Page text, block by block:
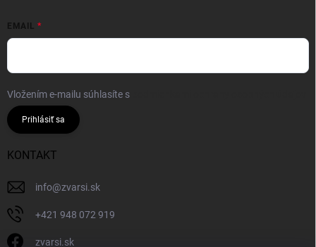
EMAIL
Vložením e-mailu súhlasíte s
Prihlásiť sa
KONTAKT
info@zvarsi.sk
+421 948 072 919
zvarsi.sk